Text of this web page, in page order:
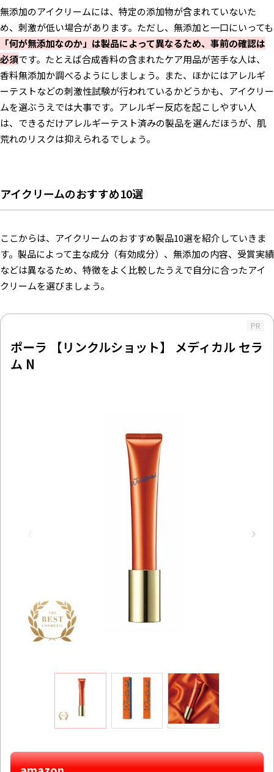
無添加のアイクリームには、特定の添加物が含まれていないた
め、刺激が低い場合があります。ただし、無添加と一口にいっても
「何が無添加なのか」は製品によって異なるため、事前の確認は
必須です。たとえば合成香料の含まれたケア用品が苦手な人は、
香料無添加か調べるようにしましょう。また、ほかにはアレルギ
ーテストなどの刺激性試験が行われているかどうかも、アイクリー
ムを選ぶうえでは大事です。アレルギー反応を起こしやすい人
は、できるだけアレルギーテスト済みの製品を選んだほうが、肌
荒れのリスクは抑えられるでしょう。
アイクリームのおすすめ10選
ここからは、アイクリームのおすすめ製品10選を紹介していきま
す。製品によって主な成分（有効成分）、無添加の内容、受賞実績
などは異なるため、特徴をよく比較したうえで自分に合ったアイ
クリームを選びましょう。
PR
ポーラ 【リンクルショット】 メディカル セラ
ム N